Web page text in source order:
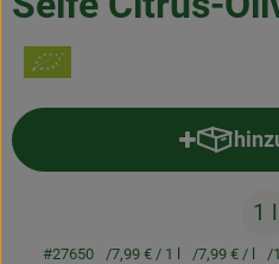
So geht’s
Rezepte
1 l
#27650 7,99 €/ 1 l 7,99 €/ l